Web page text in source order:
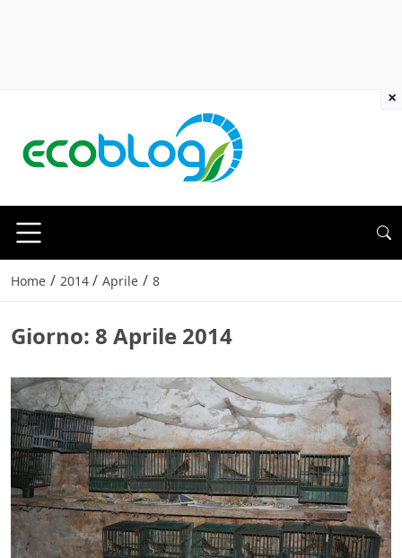
Home / 2014 / Aprile / 8
Giorno: 8 Aprile 2014
×